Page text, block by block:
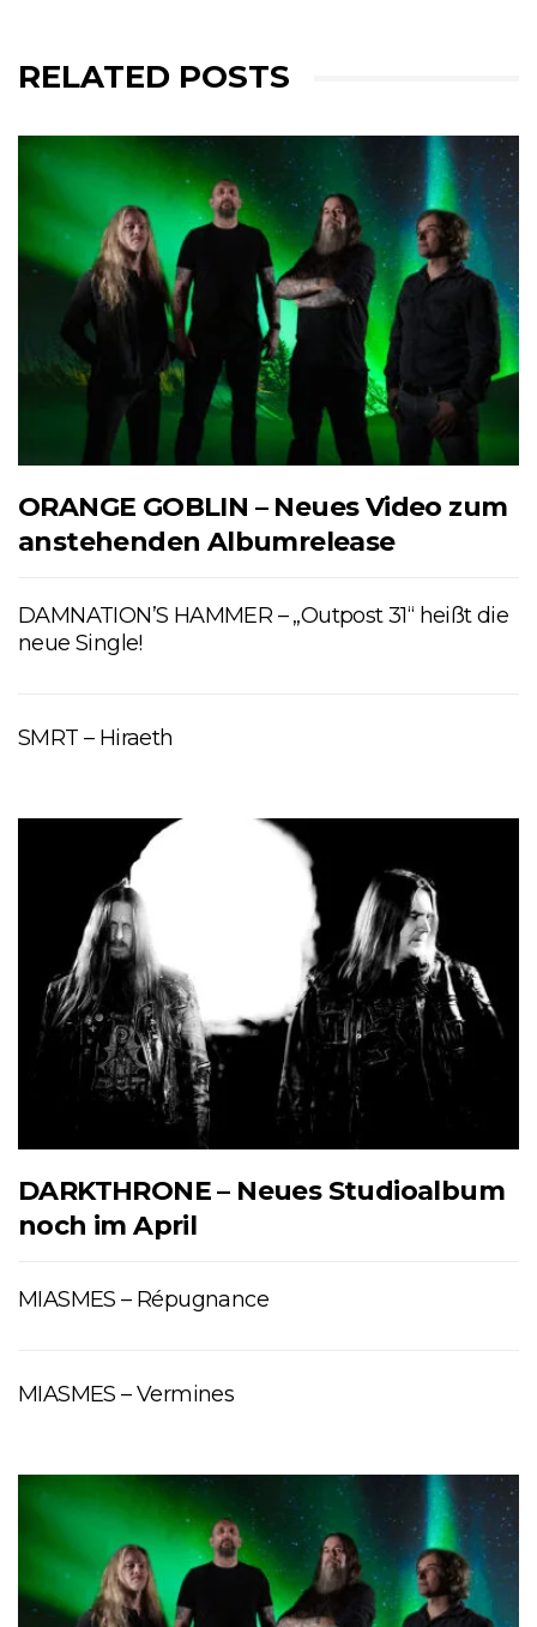
RELATED POSTS
ORANGE GOBLIN – Neues Video zum
anstehenden Albumrelease
DAMNATION’S HAMMER – „Outpost 31“ heißt die
neue Single!
SMRT – Hiraeth
DARKTHRONE – Neues Studioalbum
noch im April
MIASMES – Répugnance
MIASMES – Vermines